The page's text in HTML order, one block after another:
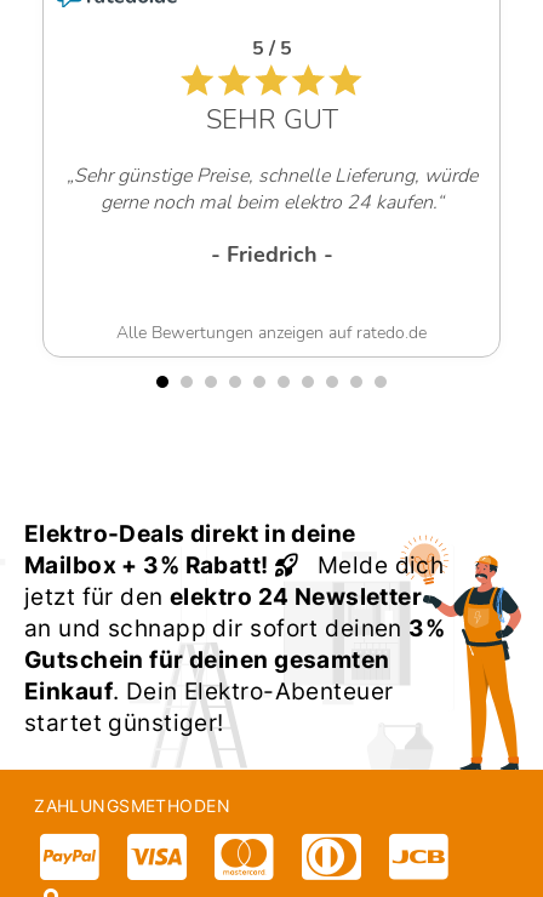
5 / 5
SEHR GUT
„Sehr günstige Preise, schnelle Lieferung, würde
gerne noch mal beim elektro 24 kaufen.“
- Friedrich -
Alle Bewertungen anzeigen auf ratedo.de
Elektro-Deals direkt in deine
Mailbox + 3% Rabatt!
Melde dich
jetzt für denelektro 24 Newsletter
an und schnapp dir sofort deinen 3%
Gutschein für deinen gesamten
Einkauf. Dein Elektro-Abenteuer
startet günstiger!
ZAHLUNGSMETHODEN